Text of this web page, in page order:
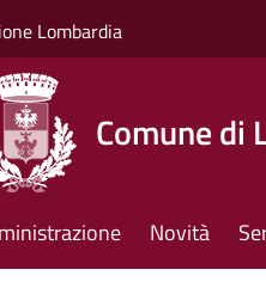
Lombardia
Comune di
Novità